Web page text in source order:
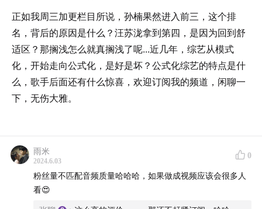
正如我周三加更栏目所说，孙楠果然进入前三，这个排
名，背后的原因是什么？汪苏泷拿到第四，是因为回到舒
适区？那搁浅怎么就真搁浅了呢...近几年，综艺从模式
化，开始走向公式化，是好是坏？公式化综艺的特点是什
么，歌手后面还有什么惊喜，欢迎订阅我的频道，闲聊一
下，无伤大雅。
雨米
2024.6.03
0
粉丝量不匹配音频质量哈哈哈，如果做成视频应该会很多人
看😍